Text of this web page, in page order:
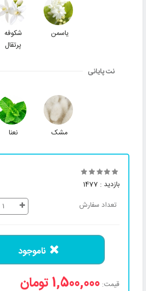
یاسمن
شکوفه
پرتقال
نت پایانی
مشک نعنا
بازدید : 1477
تعداد سفارش
ناموجود
قیمت: 1,500,000 تومان